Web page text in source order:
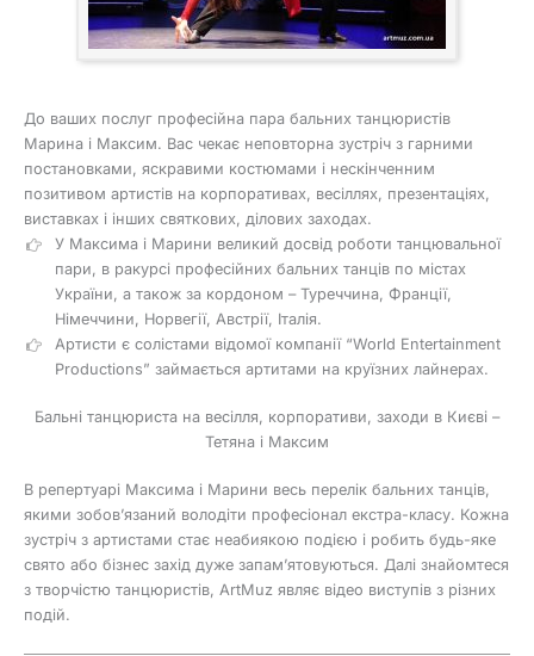
До ваших послуг професійна пара бальних танцюристів
Марина і Максим. Вас чекає неповторна зустріч з гарними
постановками, яскравими костюмами і нескінченним
позитивом артистів на корпоративах, весіллях, презентаціях,
виставках і інших святкових, ділових заходах.
У Максима і Марини великий досвід роботи танцювальної
пари, в ракурсі професійних бальних танців по містах
України, а також за кордоном – Туреччина, Франції,
Німеччини, Норвегії, Австрії, Італія.
Артисти є солістами відомої компанії “World Entertainment
Productions” займається артитами на круїзних лайнерах.
Бальні танцюриста на весілля, корпоративи, заходи в Києві –
Тетяна і Максим
В репертуарі Максима і Марини весь перелік бальних танців,
якими зобов’язаний володіти професіонал екстра-класу. Кожна
зустріч з артистами стає неабиякою подією і робить будь-яке
свято або бізнес захід дуже запам’ятовуються. Далі знайомтеся
з творчістю танцюристів, ArtMuz являє відео виступів з різних
подій.